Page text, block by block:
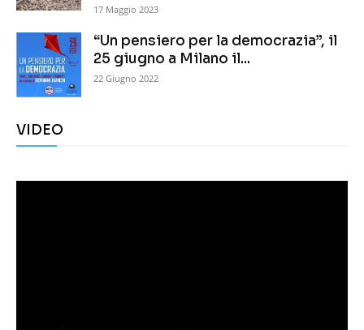
17 Maggio 2023
“Un pensiero per la democrazia”, il
25 giugno a Milano il...
22 Giugno 2022
VIDEO